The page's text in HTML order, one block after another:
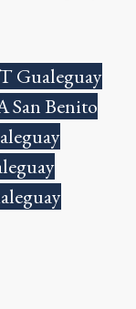
Gualeguay
Benito